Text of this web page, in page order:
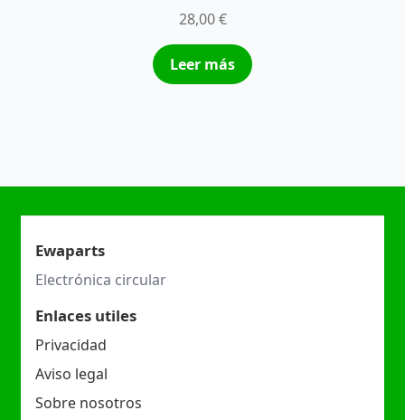
28,00€
Leer más
Ewaparts
Electrónica circular
Enlaces utiles
Privacidad
Aviso legal
Sobre nosotros